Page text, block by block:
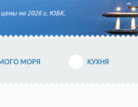
на 2026 г, ЮБК.
МОРЯ КУХНЯ